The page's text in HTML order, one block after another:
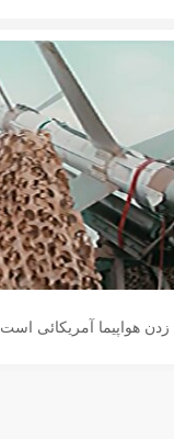
هواپیما آمریکائی است